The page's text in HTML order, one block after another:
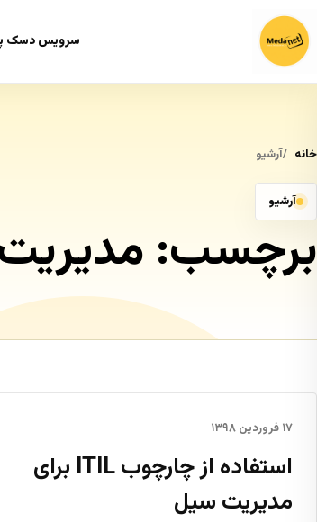
سرویس دسک
خانه آرشیو
آرشیو
برچسب:
۱۷ فروردین ۱۳۹۸
استفاده از چارچوب ITIL برای
مدیریت سیل